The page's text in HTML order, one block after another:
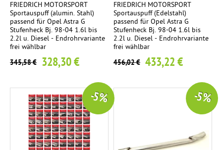
FRIEDRICH MOTORSPORT
Sportauspuff (alumin. Stahl)
passend für Opel Astra G
Stufenheck Bj. 98-04 1.6l bis
2.2l u. Diesel - Endrohrvariante
frei wählbar
345,58 € 328,30 €
FRIEDRICH MOTORSPORT
Sportauspuff (Edelstahl)
passend für Opel Astra G
Stufenheck Bj. 98-04 1.6l bis
2.2l u. Diesel - Endrohrvariante
frei wählbar
456,02 € 433,22 €
-5 % -5 %